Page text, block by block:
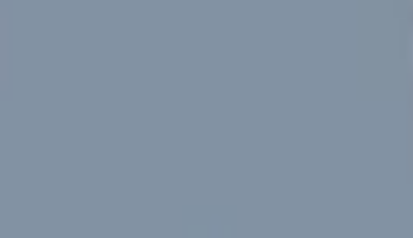
わせ導線を設置しています。掲載情報は公